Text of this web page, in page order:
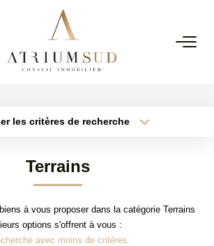
TRANSACTION
ESTIMATION
les critères de recherche
Plus de critères
Terrains
à vous proposer dans la catégorie Terrains
options s'offrent à vous :
avec moins de critères.